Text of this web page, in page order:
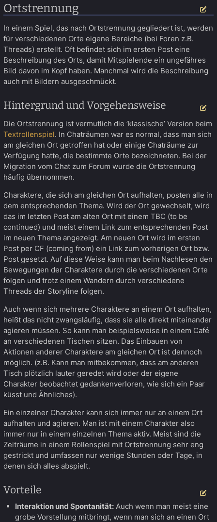
Ortstrennung
In einem Spiel, das nach Ortstrennung gegliedert ist, werden
für verschiedenen Orte eigene Bereiche (bei Foren z.B.
Threads) erstellt. Oft befindet sich im ersten Post eine
Beschreibung des Orts, damit Mitspielende ein ungefähres
Bild davon im Kopf haben. Manchmal wird die Beschreibung
auch mit Bildern ausgeschmückt.
Hintergrund und Vorgehensweise
Die Ortstrennung ist vermutlich die ’klassische’ Version beim
Textrollenspiel. In Chaträumen war es normal, dass man sich
am gleichen Ort getroffen hat oder einige Chaträume zur
Verfügung hatte, die bestimmte Orte bezeichneten. Bei der
Migration vom Chat zum Forum wurde die Ortstrennung
häufig übernommen.
Charaktere, die sich am gleichen Ort aufhalten, posten alle in
dem entsprechenden Thema. Wird der Ort gewechselt, wird
das im letzten Post am alten Ort mit einem TBC (to be
continued) und meist einem Link zum entsprechenden Post
im neuen Thema angezeigt. Am neuen Ort wird im ersten
Post per CF (coming from) ein Link zum vorherigen Ort bzw.
Post gesetzt. Auf diese Weise kann man beim Nachlesen den
Bewegungen der Charaktere durch die verschiedenen Orte
folgen und trotz einem Wandern durch verschiedene
Threads der Storyline folgen.
Auch wenn sich mehrere Charaktere an einem Ort aufhalten,
heißt das nicht zwangsläufig, dass sie alle direkt miteinander
agieren müssen. So kann man beispielsweise in einem Café
an verschiedenen Tischen sitzen. Das Einbauen von
Aktionen anderer Charaktere am gleichen Ort ist dennoch
möglich. (z.B. Kann man mitbekommen, dass am anderen
Tisch plötzlich lauter geredet wird oder der eigene
Charakter beobachtet gedankenverloren, wie sich ein Paar
küsst und Ähnliches).
Ein einzelner Charakter kann sich immer nur an einem Ort
aufhalten und agieren. Man ist mit einem Charakter also
immer nur in einem einzelnen Thema aktiv. Meist sind die
Zeiträume in einem Rollenspiel mit Ortstrennung sehr eng
gestrickt und umfassen nur wenige Stunden oder Tage, in
denen sich alles abspielt.
Vorteile
Interaktion und Spontanität: Auch wenn man meist eine
grobe Vorstellung mitbringt, wenn man sich an einen Ort